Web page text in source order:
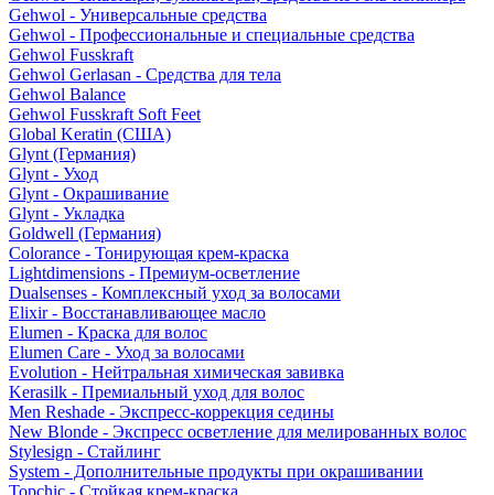
Gehwol - Универсальные средства
Gehwol - Профессиональные и специальные средства
Gehwol Fusskraft
Gehwol Gerlasan - Средства для тела
Gehwol Balance
Gehwol Fusskraft Soft Feet
Global Keratin (США)
Glynt (Германия)
Glynt - Уход
Glynt - Окрашивание
Glynt - Укладка
Goldwell (Германия)
Colorance - Тонирующая крем-краска
Lightdimensions - Премиум-осветление
Dualsenses - Комплексный уход за волосами
Elixir - Восстанавливающее масло
Elumen - Краска для волос
Elumen Care - Уход за волосами
Evolution - Нейтральная химическая завивка
Kerasilk - Премиальный уход для волос
Men Reshade - Экспресс-коррекция седины
New Blonde - Экспресс осветление для мелированных волос
Stylesign - Стайлинг
System - Дополнительные продукты при окрашивании
Topchic - Стойкая крем-краска